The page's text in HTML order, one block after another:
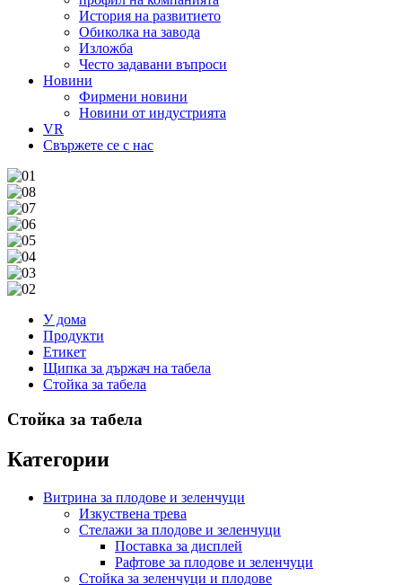
История на развитието
Обиколка на завода
Изложба
Често задавани въпроси
Новини
Фирмени новини
Новини от индустрията
VR
Свържете се с нас
У дома
Продукти
Етикет
Щипка за държач на табела
Стойка за табела
Стойка за табела
Категории
Витрина за плодове и зеленчуци
Изкуствена трева
Стелажи за плодове и зеленчуци
Поставка за дисплей
Рафтове за плодове и зеленчуци
Стойка за зеленчуци и плодове